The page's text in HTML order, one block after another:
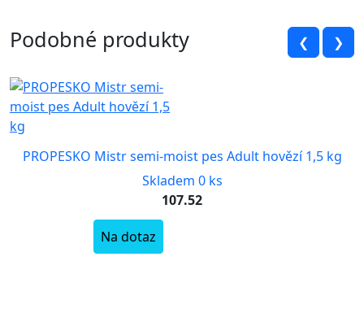
Podobné produkty ❮ ❯
PROPESKO Mistr semi-moist pes Adult hovězí 1,5 kg
Skladem 0 ks
107.52
Na dotaz